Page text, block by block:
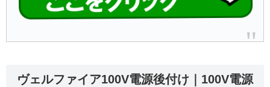
ヴェルファイア100V電源後付け｜100V電源